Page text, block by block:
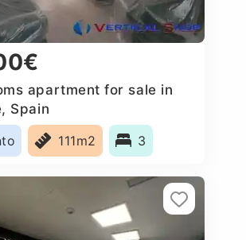
apartment for sale in
Spain
111m2 3